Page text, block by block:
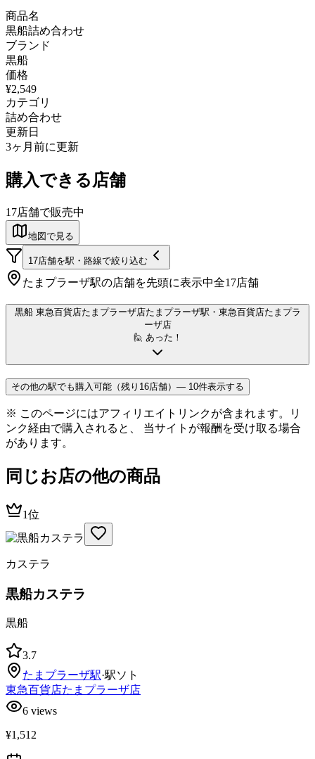
商品名
黒船詰め合わせ
ブランド
黒船
価格
¥2,549
カテゴリ
詰め合わせ
更新日
3ヶ月前に更新
購入できる店舗
17店舗で販売中
地図で見る
17店舗を駅・路線で絞り込む
たまプラーザ駅の店舗を先頭に表示中全17店舗
黒船 東急百貨店たまプラーザ店たまプラーザ駅 ・東急百貨店たまプラ
ーザ店
🙋 あった！
その他の駅でも購入可能（残り16店舗）— 10件表示する
※ このページにはアフィリエイトリンクが含まれます。リ
ンク経由で購入されると、 当サイトが報酬を受け取る場合
があります。
同じお店の他の商品
1位
カステラ
黒船カステラ
黒船
3.7
たまプラーザ駅·駅ソト
東急百貨店たまプラーザ店
6 views
¥1,512